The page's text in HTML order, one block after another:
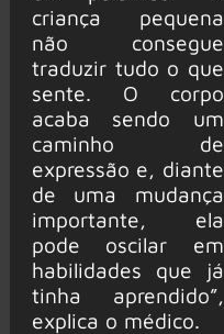
criança pequena
não consegue
traduzir tudo o que
sente. O corpo
acaba sendo um
caminho de
expressão e, diante
de uma mudança
importante, ela
pode oscilar em
habilidades que já
tinha aprendido”,
explica o médico.